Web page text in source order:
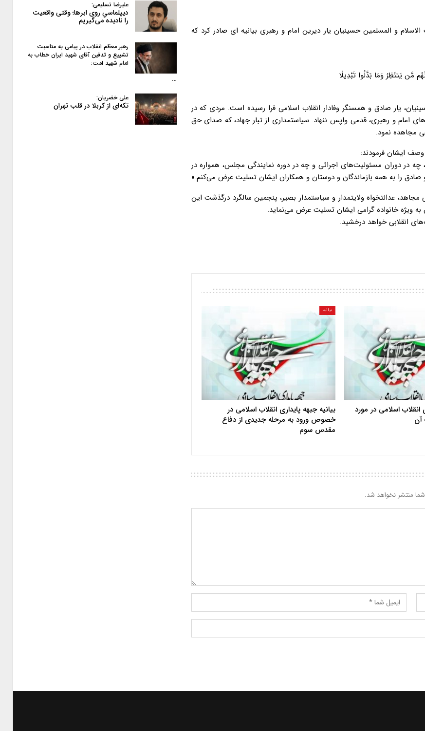
و المسلمین حسینیان یار دیرین امام و رهبری بیانیه ای صادر کرد که
مَّن یَنتَظِرُ وَمَا بَدَّلُوا تَبْدِیلًا
یار صادق و همسنگر وفادار انقلاب اسلامی فرا رسیده است. مردی که در
امام و رهبری، قدمی واپس ننهاد. سیاستمداری از تبار جهاد، که صدای حق
مجاهده نمود.
وصف ایشان فرمودند:
در دوران مسئولیت‌های اجرائی و چه در دوره‌ نمایندگی مجلس، همواره در
را به همه‌ بازماندگان و دوستان و همکاران ایشان تسلیت عرض می‌کنم.»
عدالتخواه ولایتمدار و سیاستمدار بصیر، پنجمین سالگرد درگذشت این
ویژه خانواده گرامی ایشان تسلیت عرض می‌نماید.
انقلابی خواهد درخشید.
انقلاب اسلامی در مورد
آن
بیانیه
بیانیه جبهه پایداری انقلاب اسلامی در
خصوص ورود به مرحله جدیدی از دفاع
مقدس سوم
منتشر نخواهد شد.
علیرضا تسلیمی:
دیپلماسیِ روی ابرها؛ وقتی واقعیت
را نادیده می‌گیریم
رهبر معظم انقلاب در پیامی به‌ مناسبت
تشییع و تدفین آقای شهید ایران خطاب به
امام شهید امت:
…
علی خضریان:
تکه‌ای از کربلا در قلب تهران